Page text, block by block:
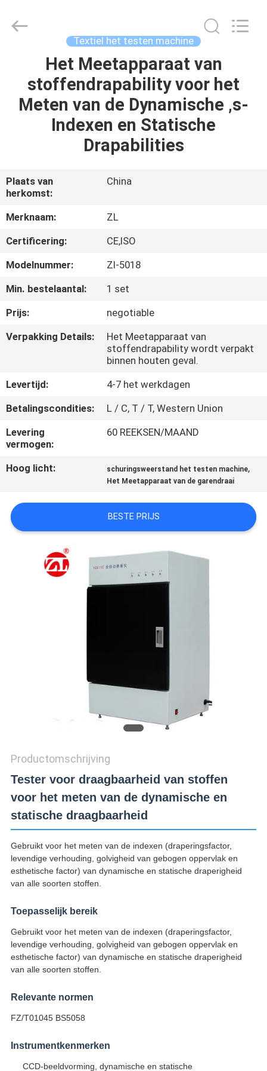
PRODUCTEN
ONGEVEER
ONS
FABRIEKSREIS
KWALITEITSCONTROLE
CONTACTEER
ONS
VERZOEK
OM EEN
CITAAT
SHOW
SITEMAP
Technology
Textiel het testen machine
Het Meetapparaat van
stoffendrapability voor het
Meten van de Dynamische ‚s-
Indexen en Statische
Drapabilities
Plaats van
herkomst:
China
Merknaam:
ZL
Certificering:
CE,ISO
Modelnummer:
Zl-5018
Min. bestelaantal:
1 set
Prijs:
negotiable
Verpakking Details:
Het Meetapparaat van
stoffendrapability wordt verpakt
binnen houten geval.
Levertijd:
4-7 het werkdagen
Betalingscondities:
L / C, T / T, Western Union
Levering
vermogen:
60 REEKSEN/MAAND
Hoog licht: schuringsweerstand het testen machine,
Het Meetapparaat van de garendraai
BESTE PRIJS
Productomschrijving
Tester voor draagbaarheid van stoffen
voor het meten van de dynamische en
statische draagbaarheid
Gebruikt voor het meten van de indexen (draperingsfactor,
levendige verhouding, golvigheid van gebogen oppervlak en
esthetische factor) van dynamische en statische draperigheid
van alle soorten stoffen.
Toepasselijk bereik
Gebruikt voor het meten van de indexen (draperingsfactor,
levendige verhouding, golvigheid van gebogen oppervlak en
esthetische factor) van dynamische en statische draperigheid
van alle soorten stoffen.
Relevante normen
FZ/T01045 BS5058
Instrumentkenmerken
CCD-beeldvorming, dynamische en statische